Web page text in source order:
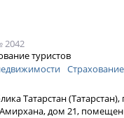
2042
туристов
Татарстан (Татарстан),
дом 21,